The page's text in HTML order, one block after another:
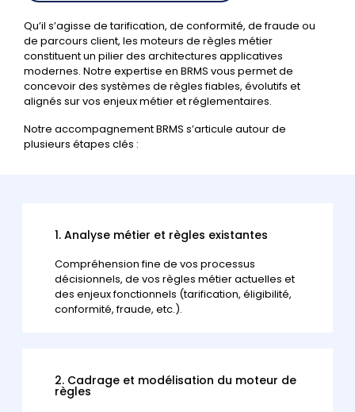
Qu’il s’agisse de tarification, de conformité, de fraude ou
de parcours client, les moteurs de règles métier
constituent un pilier des architectures applicatives
modernes. Notre expertise en BRMS vous permet de
concevoir des systèmes de règles fiables, évolutifs et
alignés sur vos enjeux métier et réglementaires.
Notre accompagnement BRMS s’articule autour de
plusieurs étapes clés :
1. Analyse métier et règles existantes
Compréhension fine de vos processus
décisionnels, de vos règles métier actuelles et
des enjeux fonctionnels (tarification, éligibilité,
conformité, fraude, etc.).
2. Cadrage et modélisation du moteur de
règles